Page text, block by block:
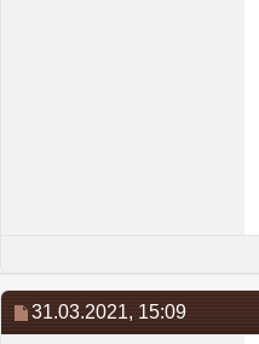
31.03.2021, 15:09